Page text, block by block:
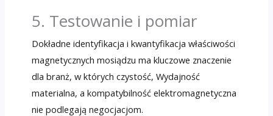
5. Testowanie i pomiar
Dokładne identyfikacja i kwantyfikacja właściwości
magnetycznych mosiądzu ma kluczowe znaczenie
dla branż, w których czystość, Wydajność
materialna, a kompatybilność elektromagnetyczna
nie podlegają negocjacjom.